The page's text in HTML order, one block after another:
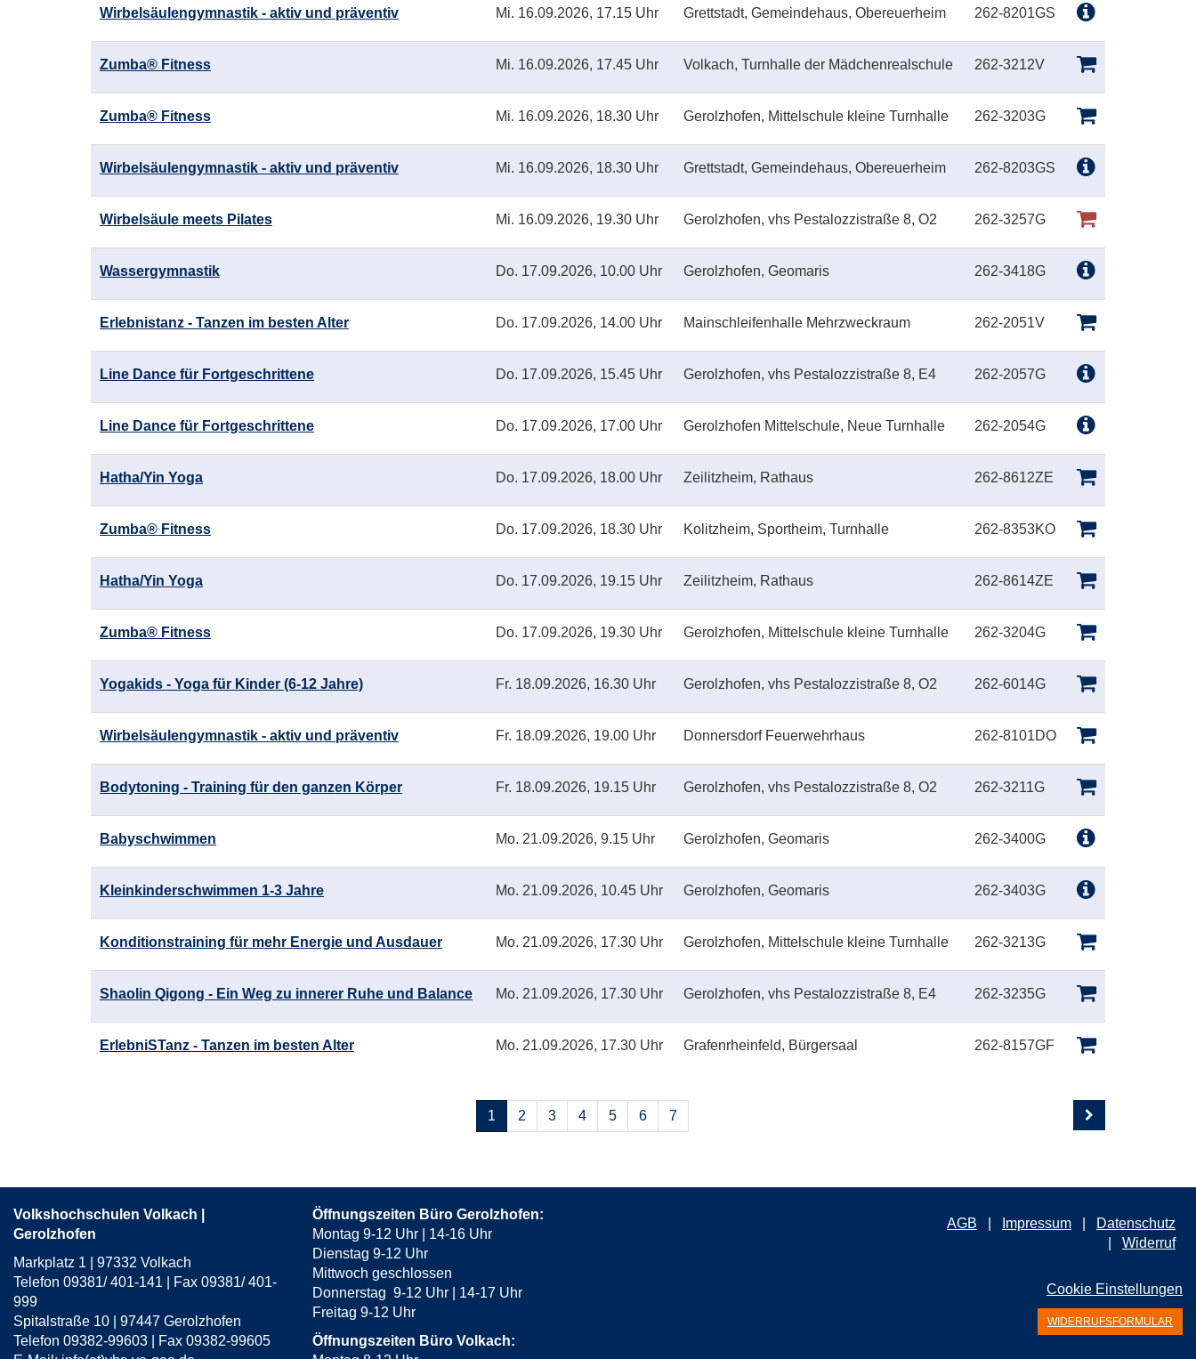
Wirbelsäulengymnastik - aktiv und präventiv Mi. 16.09.2026, 17.15 Uhr Grettstadt, Gemeindehaus, Obereuerheim 262-8201GS
Zumba® Fitness Mi. 16.09.2026, 17.45 Uhr Volkach, Turnhalle der Mädchenrealschule 262-3212V
Zumba® Fitness Mi. 16.09.2026, 18.30 Uhr Gerolzhofen, Mittelschule kleine Turnhalle 262-3203G
Wirbelsäulengymnastik - aktiv und präventiv Mi. 16.09.2026, 18.30 Uhr Grettstadt, Gemeindehaus, Obereuerheim 262-8203GS
Wirbelsäule meets Pilates Mi. 16.09.2026, 19.30 Uhr Gerolzhofen, vhs Pestalozzistraße 8, O2 262-3257G
Wassergymnastik Do. 17.09.2026, 10.00 Uhr Gerolzhofen, Geomaris 262-3418G
Erlebnistanz - Tanzen im besten Alter Do. 17.09.2026, 14.00 Uhr Mainschleifenhalle Mehrzweckraum 262-2051V
Line Dance für Fortgeschrittene Do. 17.09.2026, 15.45 Uhr Gerolzhofen, vhs Pestalozzistraße 8, E4 262-2057G
Line Dance für Fortgeschrittene Do. 17.09.2026, 17.00 Uhr Gerolzhofen Mittelschule, Neue Turnhalle 262-2054G
Hatha/Yin Yoga Do. 17.09.2026, 18.00 Uhr Zeilitzheim, Rathaus 262-8612ZE
Zumba® Fitness Do. 17.09.2026, 18.30 Uhr Kolitzheim, Sportheim, Turnhalle 262-8353KO
Hatha/Yin Yoga Do. 17.09.2026, 19.15 Uhr Zeilitzheim, Rathaus 262-8614ZE
Zumba® Fitness Do. 17.09.2026, 19.30 Uhr Gerolzhofen, Mittelschule kleine Turnhalle 262-3204G
Yogakids - Yoga für Kinder (6-12 Jahre) Fr. 18.09.2026, 16.30 Uhr Gerolzhofen, vhs Pestalozzistraße 8, O2 262-6014G
Wirbelsäulengymnastik - aktiv und präventiv Fr. 18.09.2026, 19.00 Uhr Donnersdorf Feuerwehrhaus 262-8101DO
Bodytoning - Training für den ganzen Körper Fr. 18.09.2026, 19.15 Uhr Gerolzhofen, vhs Pestalozzistraße 8, O2 262-3211G
Babyschwimmen Mo. 21.09.2026, 9.15 Uhr Gerolzhofen, Geomaris 262-3400G
Kleinkinderschwimmen 1-3 Jahre Mo. 21.09.2026, 10.45 Uhr Gerolzhofen, Geomaris 262-3403G
Konditionstraining für mehr Energie und Ausdauer Mo. 21.09.2026, 17.30 Uhr Gerolzhofen, Mittelschule kleine Turnhalle 262-3213G
Shaolin Qigong - Ein Weg zu innerer Ruhe und Balance Mo. 21.09.2026, 17.30 Uhr Gerolzhofen, vhs Pestalozzistraße 8, E4 262-3235G
ErlebniSTanz - Tanzen im besten Alter Mo. 21.09.2026, 17.30 Uhr Grafenrheinfeld, Bürgersaal 262-8157GF
Seiten
blättern
1 2 3 4 5 6 7
Volkshochschulen Volkach |
Gerolzhofen
Markplatz 1 | 97332 Volkach
Telefon 09381/ 401-141 | Fax 09381/ 401-
999
Spitalstraße 10 | 97447 Gerolzhofen
Telefon 09382-99603 | Fax 09382-99605
Öffnungszeiten Büro Gerolzhofen:
Montag 9-12 Uhr | 14-16 Uhr
Dienstag 9-12 Uhr
Mittwoch geschlossen
Donnerstag 9-12 Uhr | 14-17 Uhr
Freitag 9-12 Uhr
Öffnungszeiten Büro Volkach:
AGB Impressum
Datenschutz
Widerruf
Cookie Einstellungen
WIDERRUFSFORMULAR